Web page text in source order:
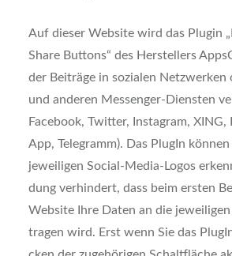
Auf die­ser Web­site wird das Plug­in
Share But­tons“ des Her­stel­lers
der Bei­trä­ge in sozia­len Netz­wer­ken
und ande­ren Mes­sen­ger-Diens­ten
Face­book, Twit­ter, Insta­gram,
App, Tele­gramm). Das Plug­In
jewei­li­gen Social-Media-Logos
dung ver­hin­dert, dass beim ers­ten
Web­site Ihre Daten an die
tra­gen wird. Erst wenn Sie das